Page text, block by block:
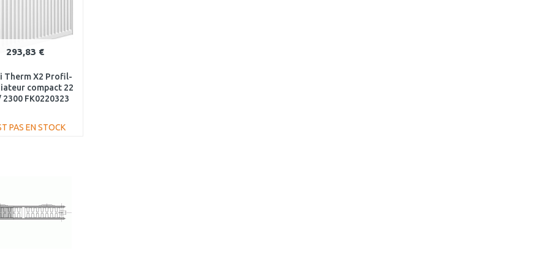
293,83 €
Therm X2 Profil-
compact 22
2300 FK0220323
PAS EN STOCK